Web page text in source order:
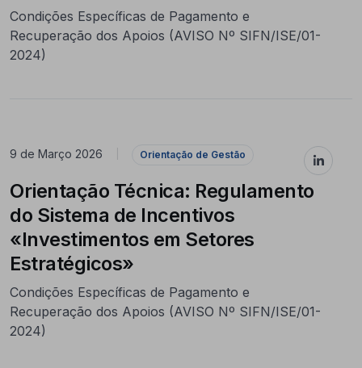
Condições Específicas de Pagamento e
Recuperação dos Apoios (AVISO Nº SIFN/ISE/01-
2024)
9 de Março 2026 Orientação de Gestão
Orientação Técnica: Regulamento
do Sistema de Incentivos
«Investimentos em Setores
Estratégicos»
Condições Específicas de Pagamento e
Recuperação dos Apoios (AVISO Nº SIFN/ISE/01-
2024)